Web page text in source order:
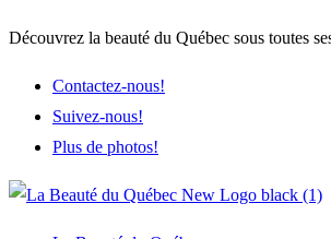
Découvrez la beauté du Québec sous toutes
Contactez-nous!
Suivez-nous!
Plus de photos!